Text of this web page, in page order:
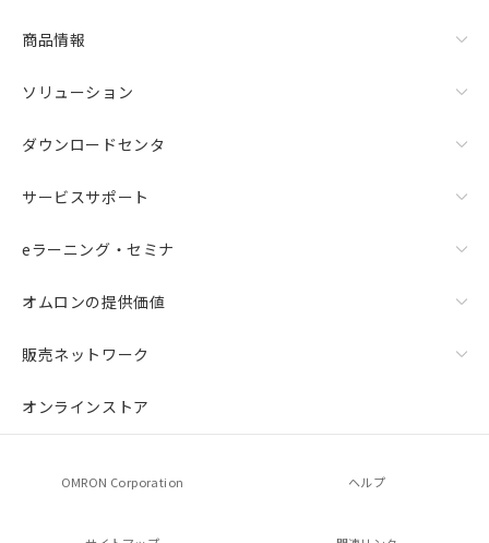
商品情報
ソリューション
ダウンロードセンタ
サービスサポート
eラーニング・セミナ
オムロンの提供価値
販売ネットワーク
オンラインストア
OMRON Corporation ヘルプ